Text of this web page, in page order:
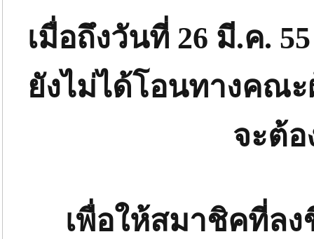
เมื่อถึงวันที่ 26 มี.ค.
ยังไม่ได้โอนทางคณ
จะต้
เพื่อให้สมาชิคที่ลง